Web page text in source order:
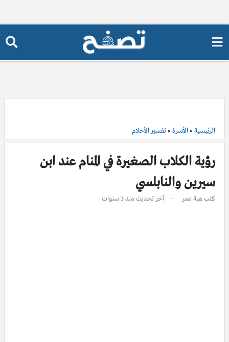
الرئيسية »الأسرة »تفسير الأحلام
رؤية الكلاب الصغيرة في المنام عند ابن
سيرين والنابلسي
كتبهبة عمر آخر تحديث منذ 3 سنوات